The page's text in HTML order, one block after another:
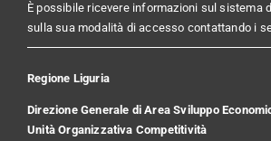
È possibile ricevere informazioni sul sistema
sulla sua modalità di accesso contattando i
Regione Liguria
Direzione Generale di Area Sviluppo
Unità Organizzativa Competitività